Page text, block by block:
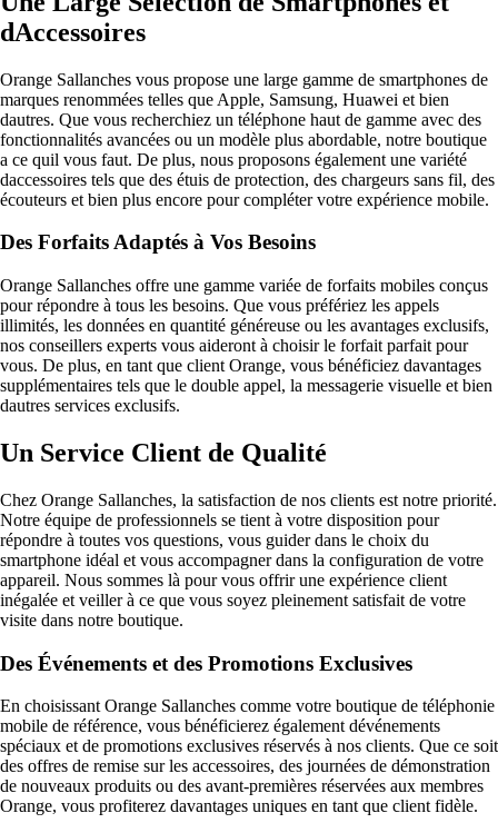
dAccessoires
Orange Sallanches vous propose une large gamme de smartphones de
marques renommées telles que Apple, Samsung, Huawei et bien
dautres. Que vous recherchiez un téléphone haut de gamme avec des
fonctionnalités avancées ou un modèle plus abordable, notre boutique
a ce quil vous faut. De plus, nous proposons également une variété
daccessoires tels que des étuis de protection, des chargeurs sans fil, des
écouteurs et bien plus encore pour compléter votre expérience mobile.
Des Forfaits Adaptés à Vos Besoins
Orange Sallanches offre une gamme variée de forfaits mobiles conçus
pour répondre à tous les besoins. Que vous préfériez les appels
illimités, les données en quantité généreuse ou les avantages exclusifs,
nos conseillers experts vous aideront à choisir le forfait parfait pour
vous. De plus, en tant que client Orange, vous bénéficiez davantages
supplémentaires tels que le double appel, la messagerie visuelle et bien
dautres services exclusifs.
Un Service Client de Qualité
Chez Orange Sallanches, la satisfaction de nos clients est notre priorité.
Notre équipe de professionnels se tient à votre disposition pour
répondre à toutes vos questions, vous guider dans le choix du
smartphone idéal et vous accompagner dans la configuration de votre
appareil. Nous sommes là pour vous offrir une expérience client
inégalée et veiller à ce que vous soyez pleinement satisfait de votre
visite dans notre boutique.
Des Événements et des Promotions Exclusives
En choisissant Orange Sallanches comme votre boutique de téléphonie
mobile de référence, vous bénéficierez également dévénements
spéciaux et de promotions exclusives réservés à nos clients. Que ce soit
des offres de remise sur les accessoires, des journées de démonstration
de nouveaux produits ou des avant-premières réservées aux membres
Orange, vous profiterez davantages uniques en tant que client fidèle.